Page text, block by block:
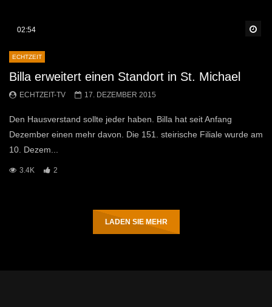
02:54
ECHTZEIT
Billa erweitert einen Standort in St. Michael
ECHTZEIT-TV 17. DEZEMBER 2015
Den Hausverstand sollte jeder haben. Billa hat seit Anfang
Dezember einen mehr davon. Die 151. steirische Filiale wurde am
10. Dezem...
3.4K 2
LADEN SIE MEHR